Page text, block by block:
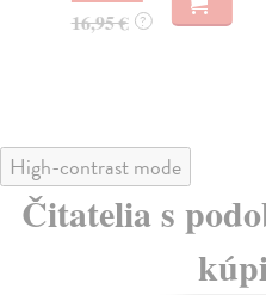
16,95 € ?
High-contrast mode
Čitatelia s